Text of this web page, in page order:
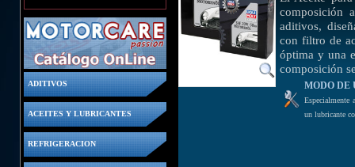
ADITIVOS
ACEITES Y LUBRICANTES
REFRIGERACION
composición
aditivos,
con filtro de
óptima y una
composición
MODO DE
Especialmente
un lubricante